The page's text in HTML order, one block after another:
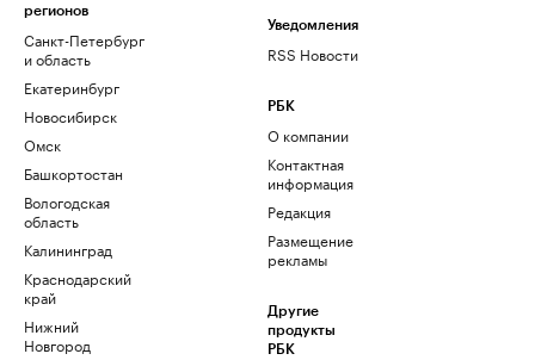
регионов
Санкт-Петербург
и область
Екатеринбург
Новосибирск
Омск
Башкортостан
Вологодская
область
Калининград
Краснодарский
край
Нижний
Новгород
Уведомления
RSS Новости
РБК
О компании
Контактная
информация
Редакция
Размещение
рекламы
Другие
продукты
РБК